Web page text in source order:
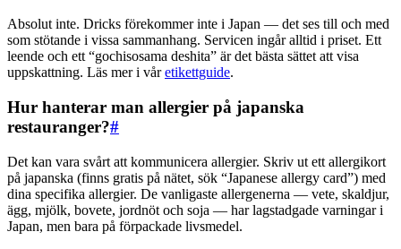
Absolut inte. Dricks förekommer inte i Japan — det ses till och med
som stötande i vissa sammanhang. Servicen ingår alltid i priset. Ett
leende och ett “gochisosama deshita” är det bästa sättet att visa
uppskattning. Läs mer i våretikettguide.
Hur hanterar man allergier på japanska
restauranger?#
Det kan vara svårt att kommunicera allergier. Skriv ut ett allergikort
på japanska (finns gratis på nätet, sök “Japanese allergy card”) med
dina specifika allergier. De vanligaste allergenerna — vete, skaldjur,
ägg, mjölk, bovete, jordnöt och soja — har lagstadgade varningar i
Japan, men bara på förpackade livsmedel.